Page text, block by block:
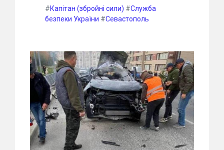
#Капітан (збройні сили) #Служба
безпеки України #Севастополь